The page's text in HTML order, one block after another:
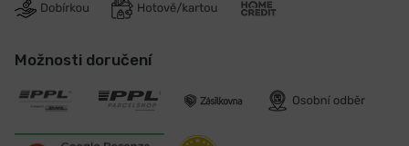
Možnosti doručení